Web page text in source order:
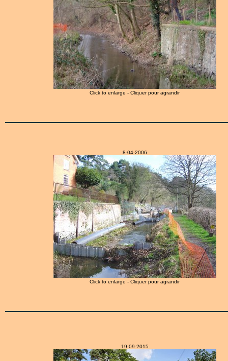
Click to enlarge - Cliquer pour agrandir
8-04-2006
Click to enlarge - Cliquer pour agrandir
19-09-2015